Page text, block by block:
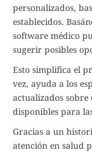
personalizados,
establecidos.
software médico
sugerir posibles
Esto simplifica el
vez, ayuda a los
actualizados
disponibles para
Gracias a un
atención en salud